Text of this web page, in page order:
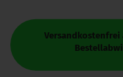
Versandkostenfrei